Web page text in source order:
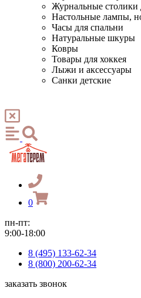
Журнальные столики
Настольные лампы,
Часы для спальни
Натуральные шкуры
Ковры
Товары для хоккея
Лыжи и аксессуары
Санки детские
0
пн-пт:
9:00-18:00
8 (495) 133-62-34
8 (800) 200-62-34
заказать звонок